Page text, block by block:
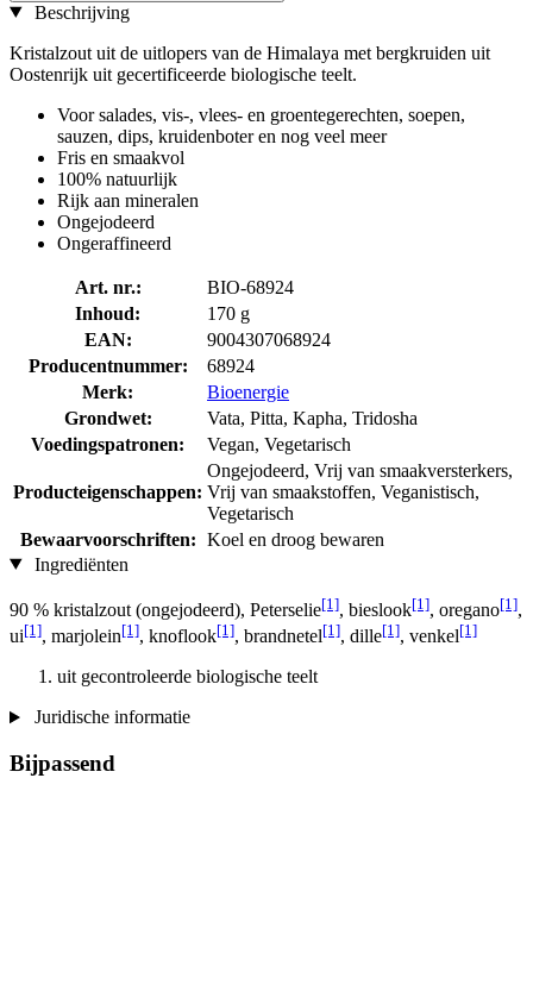
Beschrijving
Kristalzout uit de uitlopers van de Himalaya met bergkruiden uit
Oostenrijk uit gecertificeerde biologische teelt.
Voor salades, vis-, vlees- en groentegerechten, soepen,
sauzen, dips, kruidenboter en nog veel meer
Fris en smaakvol
100% natuurlijk
Rijk aan mineralen
Ongejodeerd
Ongeraffineerd
Art. nr.:
BIO-68924
Inhoud:
170 g
EAN:
9004307068924
Producentnummer:
68924
Merk:
Bioenergie
Grondwet:
Vata, Pitta, Kapha, Tridosha
Voedingspatronen:
Vegan, Vegetarisch
Producteigenschappen:
Ongejodeerd, Vrij van smaakversterkers,
Vrij van smaakstoffen, Veganistisch,
Vegetarisch
Bewaarvoorschriften: Koel en droog bewaren
Ingrediënten
90 % kristalzout (ongejodeerd), Peterselie[1], bieslook[1], oregano[1],
ui[1], marjolein[1], knoflook[1], brandnetel[1], dille[1], venkel[1]
uit gecontroleerde biologische teelt
Juridische informatie
Bijpassend